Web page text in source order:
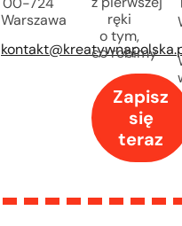
Warszawa
ręki
o tym,
co robimy
Zapisz
się
teraz